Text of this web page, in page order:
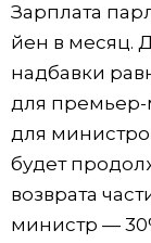
Зарплата
йен в месяц.
надбавки
для премьер-
для
будет
возврата
министр —